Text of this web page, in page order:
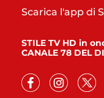
Scarica l'app di
STILE TV HD in
CANALE 78 DEL